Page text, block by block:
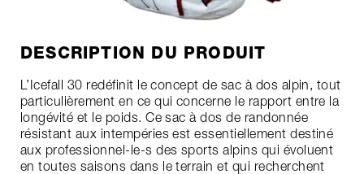
DESCRIPTION DU PRODUIT
L’Icefall 30 redéfinit le concept de sac à dos alpin, tout
particulièrement en ce qui concerne le rapport entre la
longévité et le poids. Ce sac à dos de randonnée
résistant aux intempéries est essentiellement destiné
aux professionnel-le-s des sports alpins qui évoluent
en toutes saisons dans le terrain et qui recherchent